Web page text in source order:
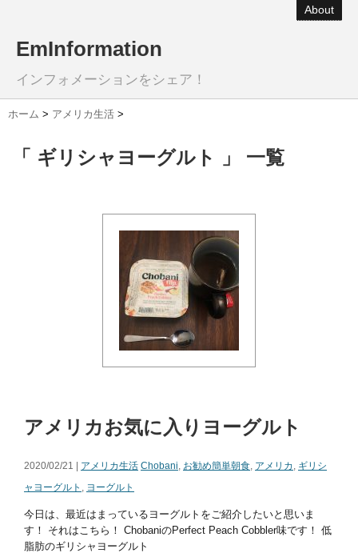
About
EmInformation
インフォメーションをシェア！
ホーム > アメリカ生活 >
「 ギリシャヨーグルト 」 一覧
アメリカお気に入りヨーグルト
2020/02/21 | アメリカ生活 Chobani, お勧め簡単朝食, アメリカ , ギリシ
ャヨーグルト , ヨーグルト
今日は、最近はまっているヨーグルトをご紹介したいと思いま
す！ それはこちら！ ChobaniのPerfect Peach Cobbler味です！ 低
脂肪のギリシャヨーグルト